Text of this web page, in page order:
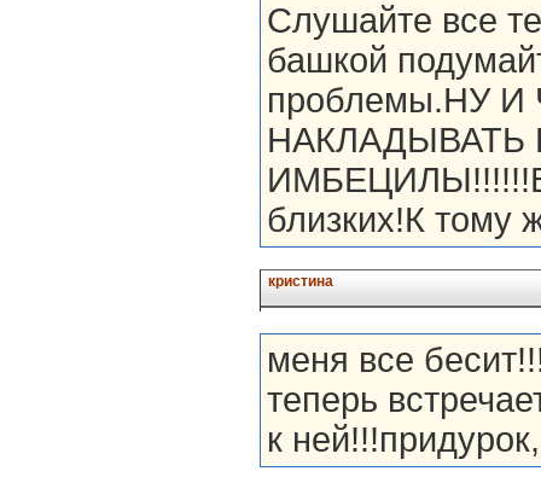
Слушайте все
башкой
проблемы.НУ
НАКЛАДЫВАТЬ
близких!К
кристина
меня все
теперь
к